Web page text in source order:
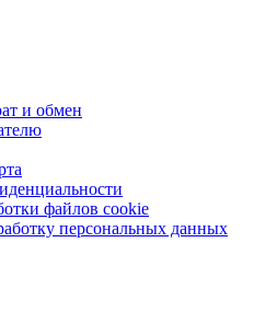
и обмен
файлов cookie
персональных данных